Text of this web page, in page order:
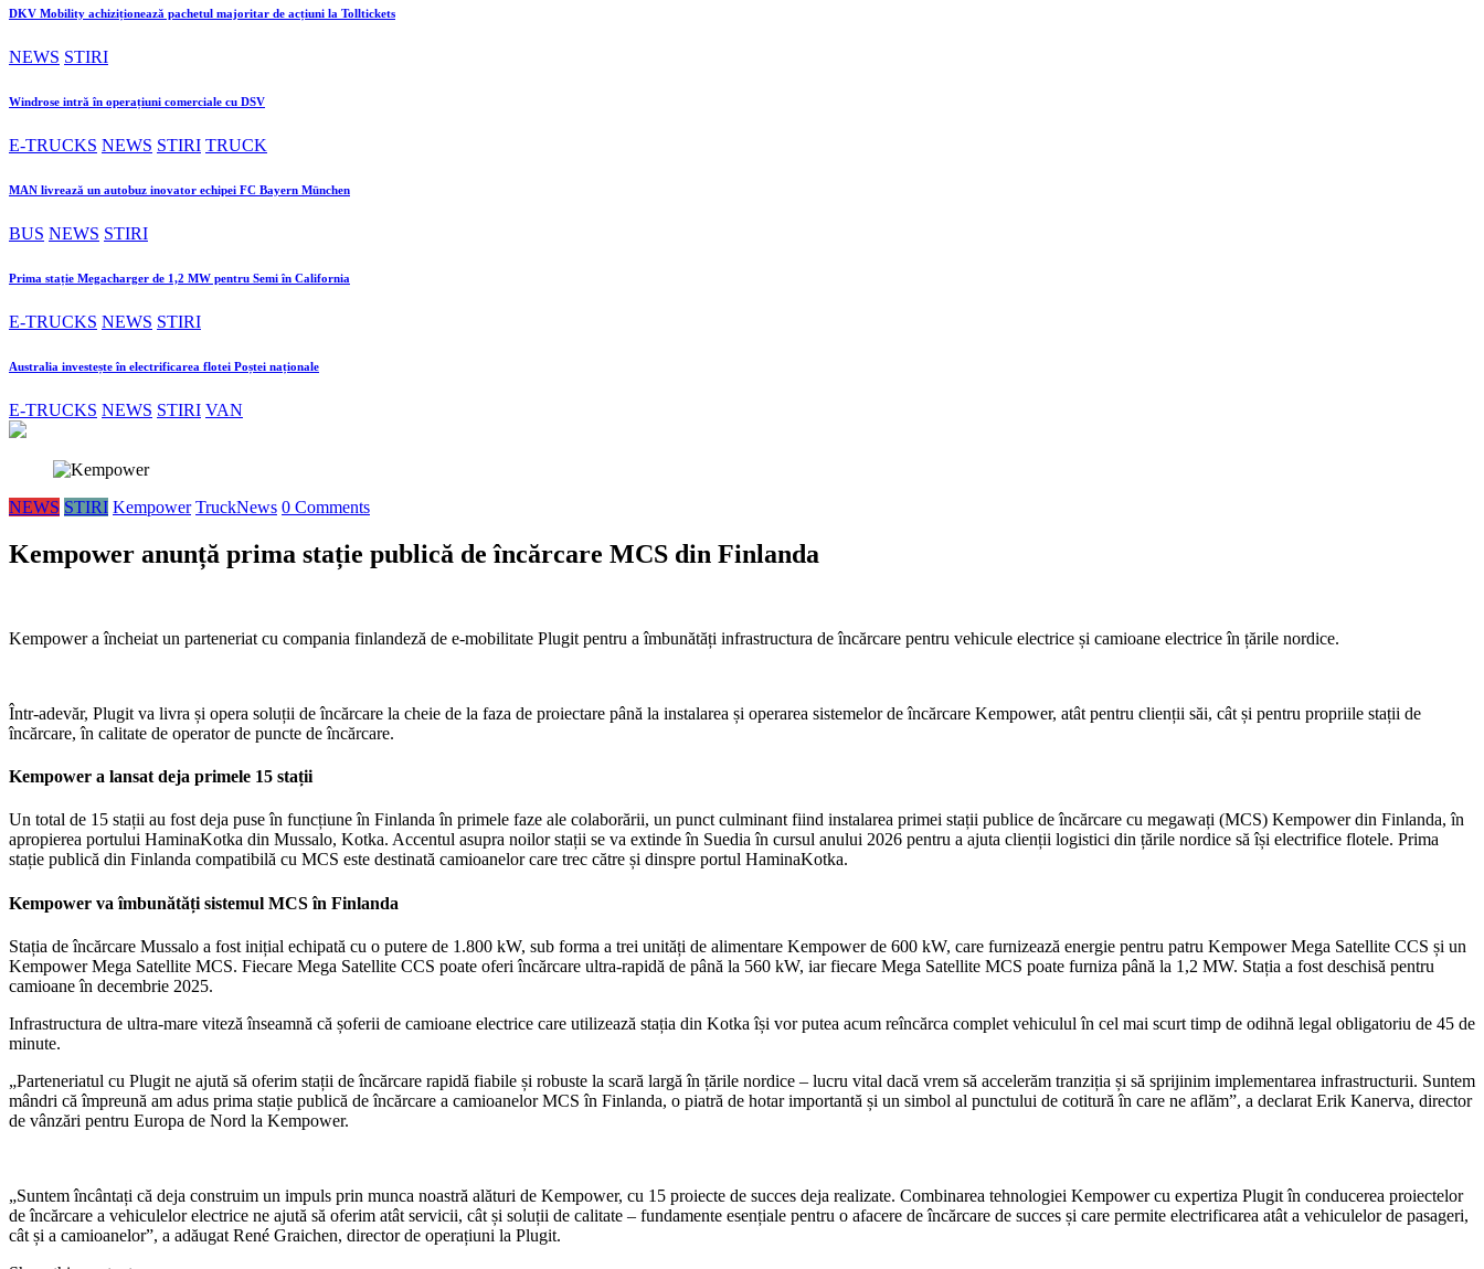
DKV Mobility achiziționează pachetul majoritar de acțiuni la Tolltickets
NEWS STIRI
Windrose intră în operațiuni comerciale cu DSV
E-TRUCKS NEWS STIRI TRUCK
MAN livrează un autobuz inovator echipei FC Bayern München
BUS NEWS STIRI
Prima stație Megacharger de 1,2 MW pentru Semi în California
E-TRUCKS NEWS STIRI
Australia investește în electrificarea flotei Poștei naționale
E-TRUCKS NEWS STIRI VAN
NEWS STIRI Kempower TruckNews 0 Comments
Kempower anunță prima stație publică de încărcare MCS din Finlanda
Kempower a încheiat un parteneriat cu compania finlandeză de e-mobilitate Plugit pentru a îmbunătăți infrastructura de încărcare pentru vehicule electrice și camioane electrice în țările nordice.
Într-adevăr, Plugit va livra și opera soluții de încărcare la cheie de la faza de proiectare până la instalarea și operarea sistemelor de încărcare Kempower, atât pentru clienții săi, cât și pentru propriile stații de
încărcare, în calitate de operator de puncte de încărcare.
Kempower a lansat deja primele 15 stații
Un total de 15 stații au fost deja puse în funcțiune în Finlanda în primele faze ale colaborării, un punct culminant fiind instalarea primei stații publice de încărcare cu megawați (MCS) Kempower din Finlanda, în
apropierea portului HaminaKotka din Mussalo, Kotka. Accentul asupra noilor stații se va extinde în Suedia în cursul anului 2026 pentru a ajuta clienții logistici din țările nordice să își electrifice flotele. Prima
stație publică din Finlanda compatibilă cu MCS este destinată camioanelor care trec către și dinspre portul HaminaKotka.
Kempower va îmbunătăți sistemul MCS în Finlanda
Stația de încărcare Mussalo a fost inițial echipată cu o putere de 1.800 kW, sub forma a trei unități de alimentare Kempower de 600 kW, care furnizează energie pentru patru Kempower Mega Satellite CCS și un
Kempower Mega Satellite MCS. Fiecare Mega Satellite CCS poate oferi încărcare ultra-rapidă de până la 560 kW, iar fiecare Mega Satellite MCS poate furniza până la 1,2 MW. Stația a fost deschisă pentru
camioane în decembrie 2025.
Infrastructura de ultra-mare viteză înseamnă că șoferii de camioane electrice care utilizează stația din Kotka își vor putea acum reîncărca complet vehiculul în cel mai scurt timp de odihnă legal obligatoriu de 45 de
minute.
„Parteneriatul cu Plugit ne ajută să oferim stații de încărcare rapidă fiabile și robuste la scară largă în țările nordice – lucru vital dacă vrem să accelerăm tranziția și să sprijinim implementarea infrastructurii. Suntem
mândri că împreună am adus prima stație publică de încărcare a camioanelor MCS în Finlanda, o piatră de hotar importantă și un simbol al punctului de cotitură în care ne aflăm”, a declarat Erik Kanerva, director
de vânzări pentru Europa de Nord la Kempower.
„Suntem încântați că deja construim un impuls prin munca noastră alături de Kempower, cu 15 proiecte de succes deja realizate. Combinarea tehnologiei Kempower cu expertiza Plugit în conducerea proiectelor
de încărcare a vehiculelor electrice ne ajută să oferim atât servicii, cât și soluții de calitate – fundamente esențiale pentru o afacere de încărcare de succes și care permite electrificarea atât a vehiculelor de pasageri,
cât și a camioanelor”, a adăugat René Graichen, director de operațiuni la Plugit.